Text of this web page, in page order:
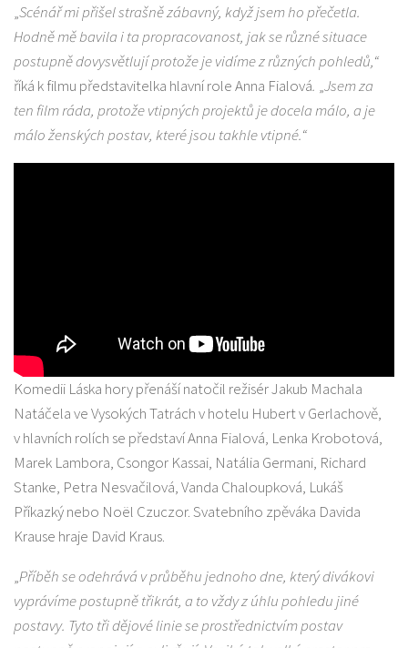
„Scénář mi přišel strašně zábavný, když jsem ho přečetla.
Hodně mě bavila i ta propracovanost, jak se různé situace
postupně dovysvětlují protože je vidíme z různých pohledů,“
říká k filmu představitelka hlavní role Anna Fialová. „Jsem za
ten film ráda, protože vtipných projektů je docela málo, a je
málo ženských postav, které jsou takhle vtipné.“
Komedii Láska hory přenáší natočil režisér Jakub Machala
Natáčela ve Vysokých Tatrách v hotelu Hubert v Gerlachově,
v hlavních rolích se představí Anna Fialová, Lenka Krobotová,
Marek Lambora, Csongor Kassai, Natália Germani, Richard
Stanke, Petra Nesvačilová, Vanda Chaloupková, Lukáš
Příkazký nebo Noël Czuczor. Svatebního zpěváka Davida
Krause hraje David Kraus.
„Příběh se odehrává v průběhu jednoho dne, který divákovi
vyprávíme postupně třikrát, a to vždy z úhlu pohledu jiné
postavy. Tyto tři dějové linie se prostřednictvím postav